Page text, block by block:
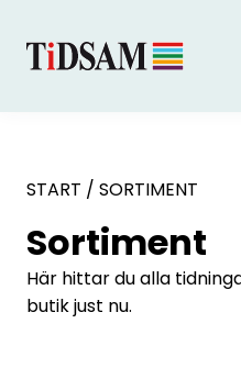
START / SORTIMENT
Sortiment
Här hittar du alla
butik just nu.